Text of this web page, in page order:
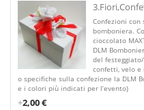
Confezioni con
bomboniera.
cioccolato
DLM
del
confetti, velo e
o specifiche sulla confezione la DLM
e i colori più indicati per l’evento)
+2,00 €